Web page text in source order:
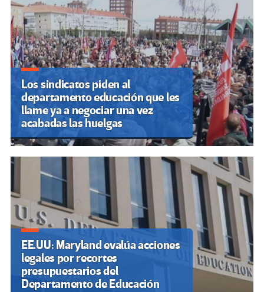
Los sindicatos piden al
departamento educación que les
llame ya a negociar una vez
acabadas las huelgas
EE.UU: Maryland evalúa acciones
legales por recortes
presupuestarios del
Departamento de Educación